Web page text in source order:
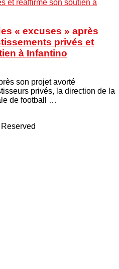
« excuses » après
privés et
à Infantino
son projet avorté
privés, la direction de la
de football …